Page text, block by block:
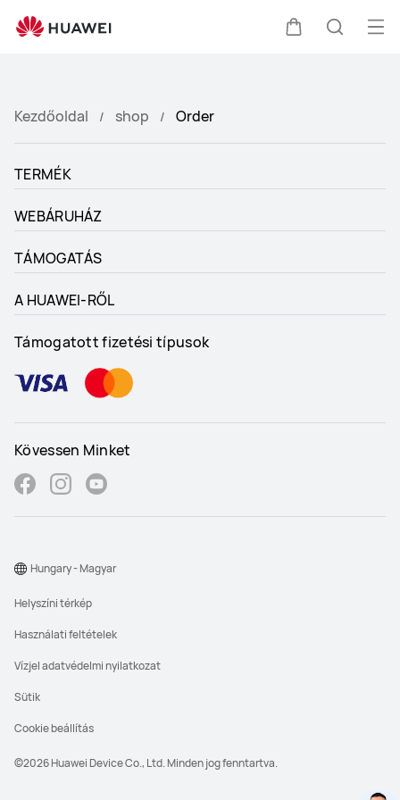
Kezdőoldal shop Order
TERMÉK
WEBÁRUHÁZ
TÁMOGATÁS
A HUAWEI-RŐL
Támogatott fizetési típusok
Kövessen Minket
©2026 Huawei Device Co., Ltd. Minden jog fenntartva.
Helyszíni térkép
Használati feltételek
Vízjel adatvédelmi nyilatkozat
Sütik
Cookie beállítás
Hungary - Magyar